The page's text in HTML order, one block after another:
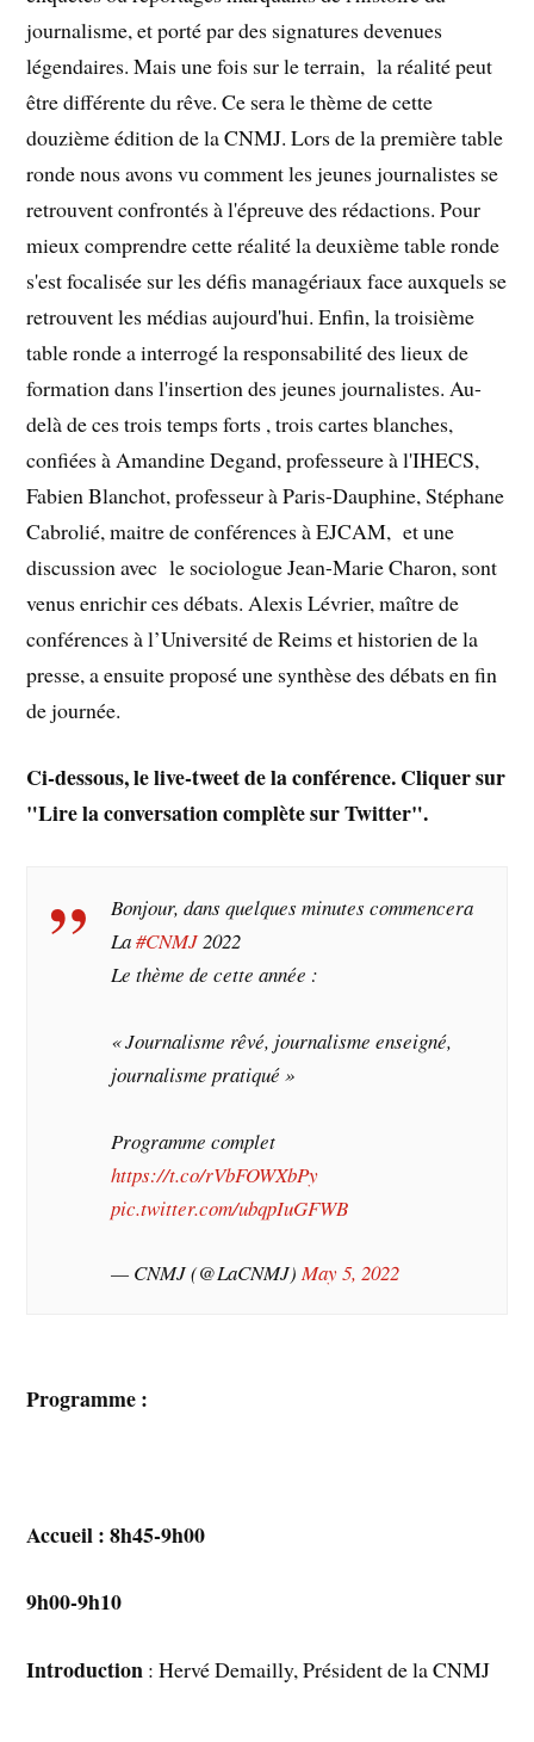
journalisme, et porté par des signatures devenues
légendaires. Mais une fois sur le terrain, la réalité peut
être différente du rêve. Ce sera le thème de cette
douzième édition de la CNMJ. Lors de la première table
ronde nous avons vu comment les jeunes journalistes se
retrouvent confrontés à l'épreuve des rédactions. Pour
mieux comprendre cette réalité la deuxième table ronde
s'est focalisée sur les défis managériaux face auxquels se
retrouvent les médias aujourd'hui. Enfin, la troisième
table ronde a interrogé la responsabilité des lieux de
formation dans l'insertion des jeunes journalistes. Au-
delà de ces trois temps forts , trois cartes blanches,
confiées à Amandine Degand, professeure à l'IHECS,
Fabien Blanchot, professeur à Paris-Dauphine, Stéphane
Cabrolié, maitre de conférences à EJCAM, et une
discussion avec le sociologue Jean-Marie Charon, sont
venus enrichir ces débats. Alexis Lévrier, maître de
conférences à l’Université de Reims et historien de la
presse, a ensuite proposé une synthèse des débats en fin
de journée.
Ci-dessous, le live-tweet de la conférence. Cliquer sur
"Lire la conversation complète sur Twitter".
Bonjour, dans quelques minutes commencera
La#CNMJ2022
Le thème de cette année :
« Journalisme rêvé, journalisme enseigné,
journalisme pratiqué »
Programme complet
https://t.co/rVbFOWXbPy
pic.twitter.com/ubqpIuGFWB
— CNMJ (@LaCNMJ)May 5, 2022
Programme :
Accueil : 8h45-9h00
9h00-9h10
Introduction : Hervé Demailly, Président de la CNMJ